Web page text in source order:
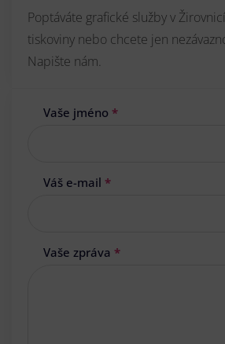
Poptáváte grafické služby v
tiskoviny nebo chcete jen
Napište nám.
Vaše jméno *
Váš e-mail *
Vaše zpráva *